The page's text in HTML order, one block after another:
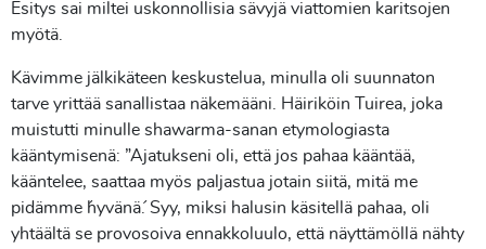
Esitys sai miltei uskonnollisia sävyjä viattomien karitsojen
myötä.
Kävimme jälkikäteen keskustelua, minulla oli suunnaton
tarve yrittää sanallistaa näkemääni. Häiriköin Tuirea, joka
muistutti minulle shawarma-sanan etymologiasta
kääntymisenä: ”Ajatukseni oli, että jos pahaa kääntää,
kääntelee, saattaa myös paljastua jotain siitä, mitä me
pidämme ´hyvänä´. Syy, miksi halusin käsitellä pahaa, oli
yhtäältä se provosoiva ennakkoluulo, että näyttämöllä nähty